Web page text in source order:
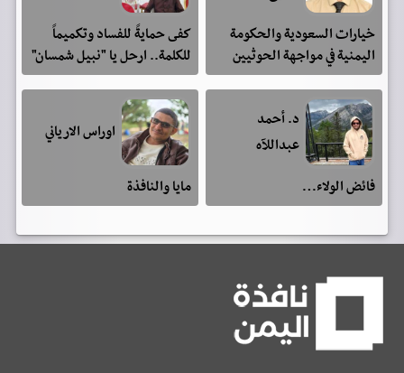
خيارات السعودية والحكومة
اليمنية في مواجهة الحوثيين
كفى حمايةً للفساد وتكميماً
للكلمة.. ارحل يا "نبيل شمسان"
د. أحمد
عبداللآه
فائض الولاء…
اوراس الارياني
مايا والنافذة